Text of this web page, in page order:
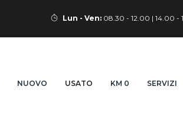
Lun - Ven: 08.30 - 12.00 | 14.00 -
NUOVO USATO KM 0 SERVIZI